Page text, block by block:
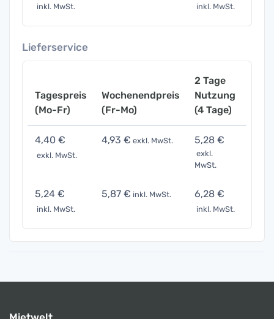
inkl. MwSt. inkl. MwSt.
Lieferservice
Tagespreis
(Mo-Fr)
Wochenendpreis
(Fr-Mo)
2 Tage
Nutzung
(4 Tage)
4,40 €
exkl. MwSt.
4,93 € exkl. MwSt. 5,28 €
exkl.
MwSt.
5,24 €
inkl. MwSt.
5,87 € inkl. MwSt. 6,28 €
inkl. MwSt.